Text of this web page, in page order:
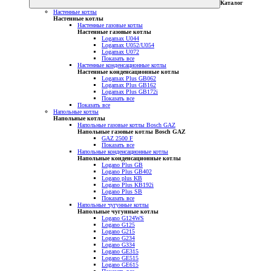
Каталог
Настенные котлы
Настенные котлы
Настенные газовые котлы
Настенные газовые котлы
Logamax U044
Logamax U052/U054
Logamax U072
Показать все
Настенные конденсационные котлы
Настенные конденсационные котлы
Logamax Plus GB062
Logamax Plus GB162
Logamax Plus GB172i
Показать все
Показать все
Напольные котлы
Напольные котлы
Напольные газовые котлы Bosch GAZ
Напольные газовые котлы Bosch GAZ
GAZ 2500 F
Показать все
Напольные конденсационные котлы
Напольные конденсационные котлы
Logano Plus GB
Logano Plus GB402
Logano plus KB
Logano Plus KB192i
Logano Plus SB
Показать все
Напольные чугунные котлы
Напольные чугунные котлы
Logano G124WS
Logano G125
Logano G215
Logano G234
Logano G334
Logano GE315
Logano GE515
Logano GE615